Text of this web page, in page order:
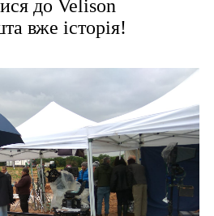
до Velison
вже історія!